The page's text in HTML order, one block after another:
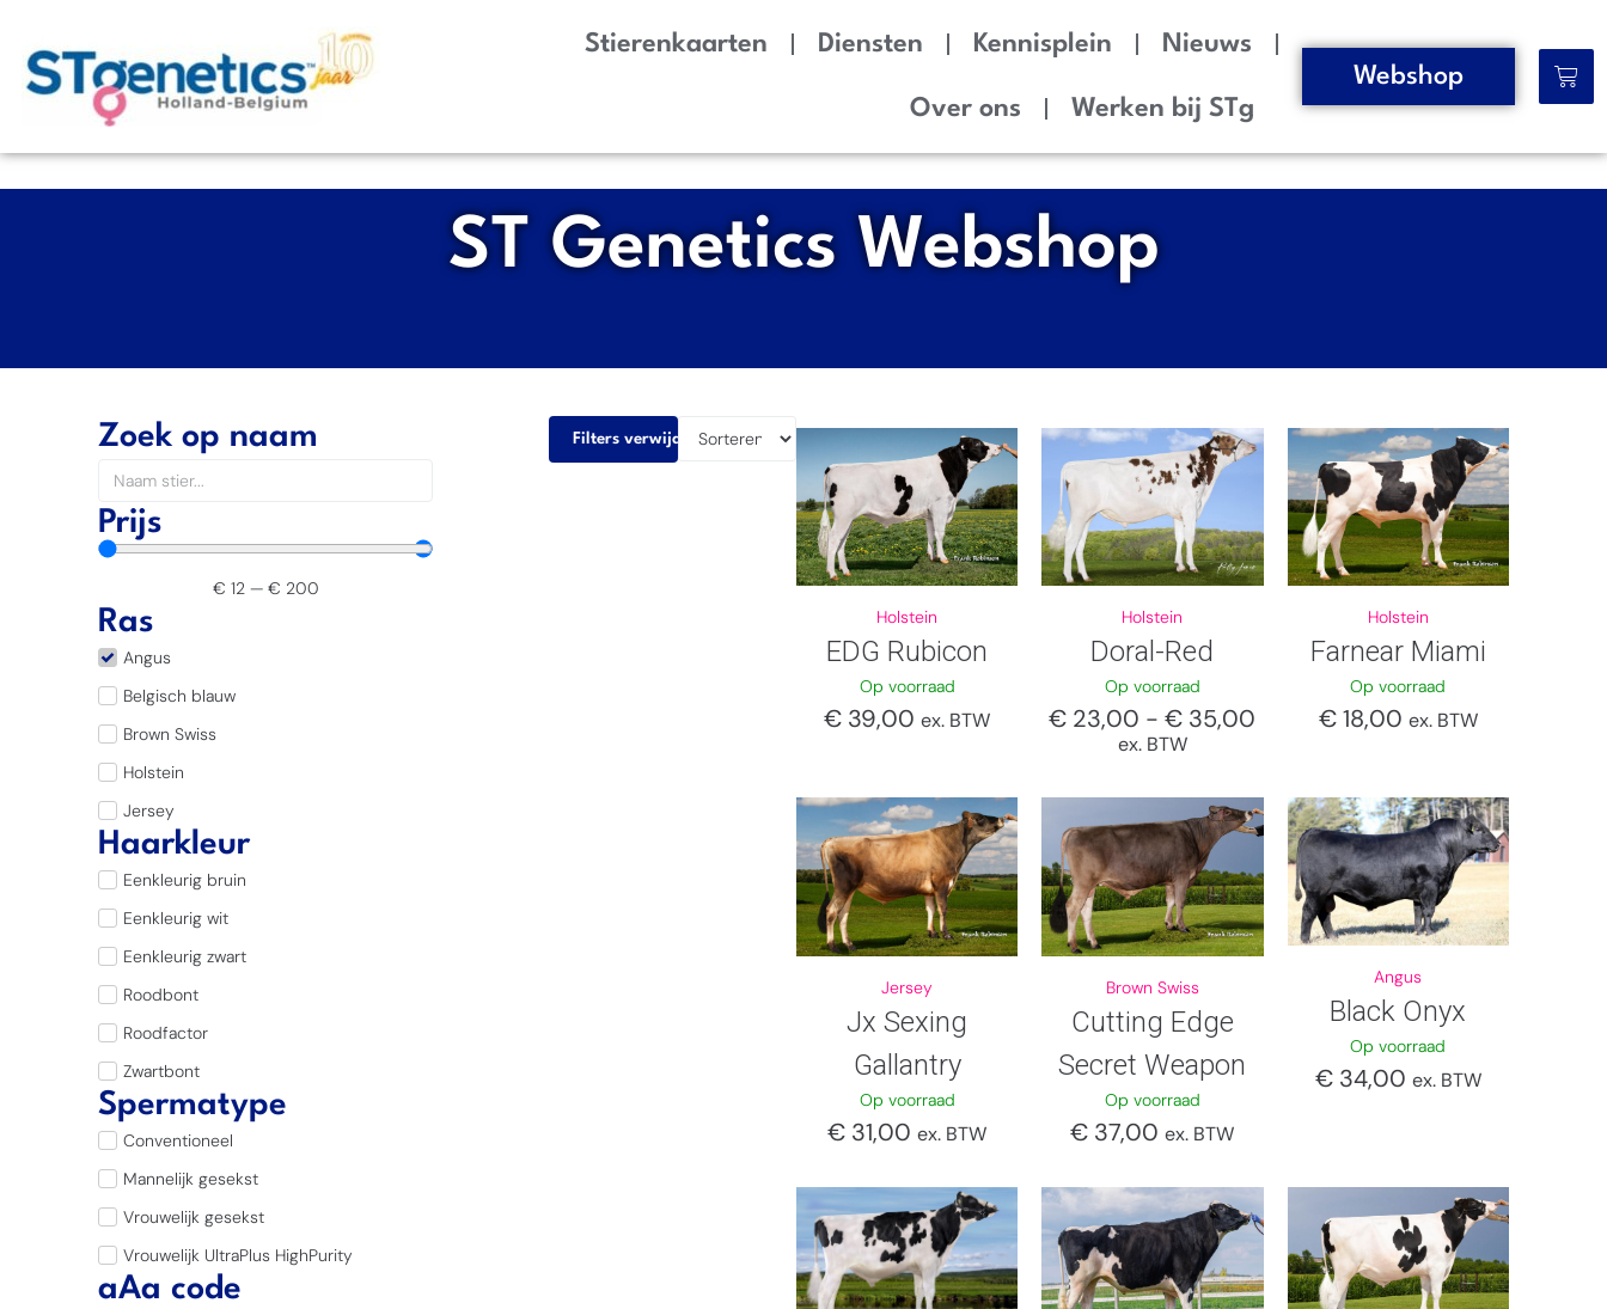
Stierenkaarten Diensten Kennisplein Nieuws
Over ons Werken bij STg
Webshop
ST Genetics Webshop
Zoek op naam
Prijs
€ 12 — € 200
Ras
Angus
Belgisch blauw
Brown Swiss
Holstein
Jersey
Haarkleur
Eenkleurig bruin
Eenkleurig wit
Eenkleurig zwart
Roodbont
Roodfactor
Zwartbont
Spermatype
Conventioneel
Mannelijk gesekst
Vrouwelijk gesekst
Vrouwelijk UltraPlus HighPurity
aAa code
Filters verwijderen
Holstein
EDG Rubicon
Op voorraad
€ 39,00 ex. BTW
Holstein
Doral-Red
Op voorraad
€ 23,00 - € 35,00
ex. BTW
Holstein
Farnear Miami
Op voorraad
€18,00 ex. BTW
Jersey
Jx Sexing
Gallantry
Op voorraad
€ 31,00 ex. BTW
Brown Swiss
Cutting Edge
Secret Weapon
Op voorraad
€ 37,00 ex. BTW
Angus
Black Onyx
Op voorraad
€34,00 ex. BTW